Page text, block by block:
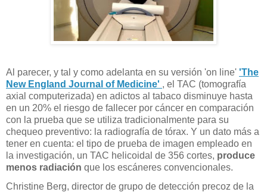
Al parecer, y tal y como adelanta en su versión 'on line' 'The
New England Journal of Medicine' , el TAC (tomografía
axial computerizada) en adictos al tabaco disminuye hasta
en un 20% el riesgo de fallecer por cáncer en comparación
con la prueba que se utiliza tradicionalmente para su
chequeo preventivo: la radiografía de tórax. Y un dato más a
tener en cuenta: el tipo de prueba de imagen empleado en
la investigación, un TAC helicoidal de 356 cortes, produce
menos radiación que los escáneres convencionales.
Christine Berg, director de grupo de detección precoz de la